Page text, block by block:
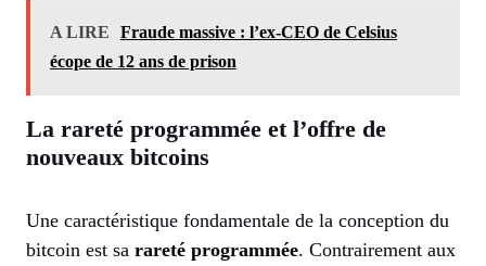
A LIRE
Fraude massive : l’ex-CEO de Celsius
écope de 12 ans de prison
La rareté programmée et l’offre de
nouveaux bitcoins
Une caractéristique fondamentale de la conception du
bitcoin est sa rareté programmée. Contrairement aux